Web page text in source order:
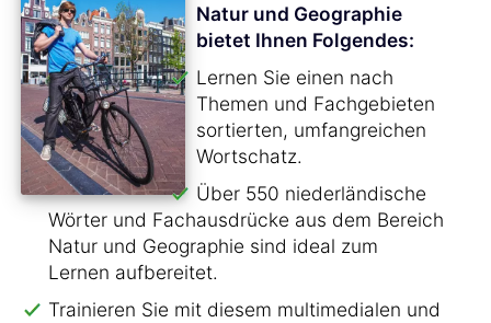
Natur und Geographie
bietet Ihnen Folgendes:
Lernen Sie einen nach
Themen und Fachgebieten
sortierten, umfangreichen
Wortschatz.
Über 550 niederländische
Wörter und Fachausdrücke aus dem Bereich
Natur und Geographie sind ideal zum
Lernen aufbereitet.
Trainieren Sie mit diesem multimedialen und